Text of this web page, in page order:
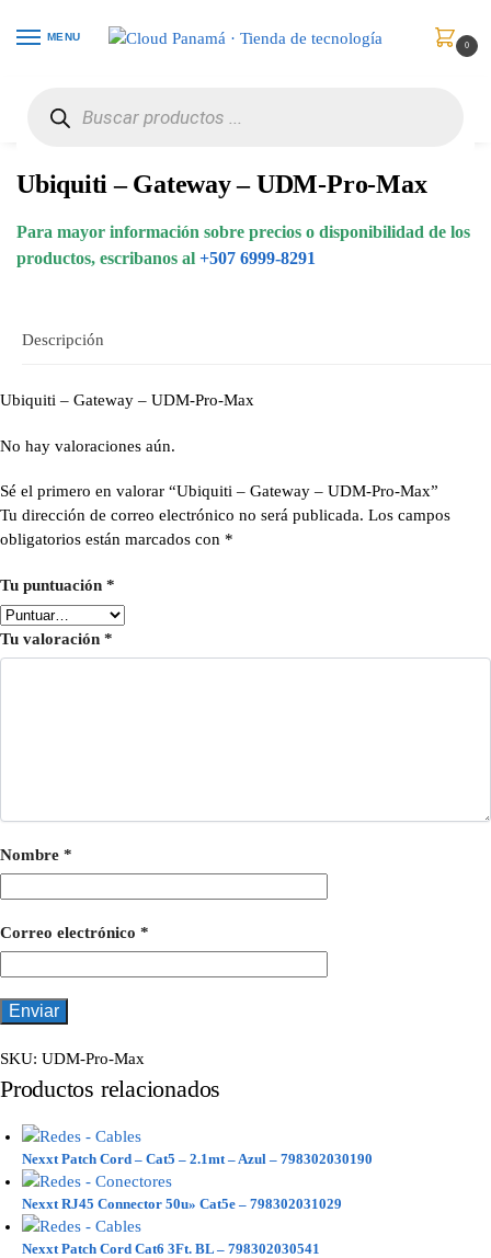
MENU
0
Ubiquiti – Gateway – UDM-Pro-Max
Para mayor información sobre precios o disponibilidad de los
productos, escribanos al +507 6999-8291
Descripción
Ubiquiti – Gateway – UDM-Pro-Max
No hay valoraciones aún.
Sé el primero en valorar “Ubiquiti – Gateway – UDM-Pro-Max”
Tu dirección de correo electrónico no será publicada. Los campos
obligatorios están marcados con *
Tu puntuación *
Tu valoración *
Nombre *
Correo electrónico *
SKU: UDM-Pro-Max
Productos relacionados
Nexxt Patch Cord – Cat5 – 2.1mt – Azul – 798302030190
Nexxt RJ45 Connector 50u» Cat5e – 798302031029
Nexxt Patch Cord Cat6 3Ft. BL – 798302030541